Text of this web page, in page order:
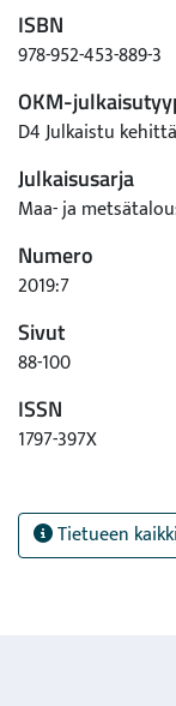
ISBN
978-952-453-889-3
OKM-
D4 Julkaistu
Julkaisusarja
Maa- ja
Numero
2019:7
Sivut
88-100
ISSN
1797-397X
Tietueen